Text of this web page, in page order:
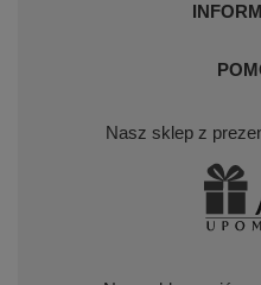
Nasz sklep z